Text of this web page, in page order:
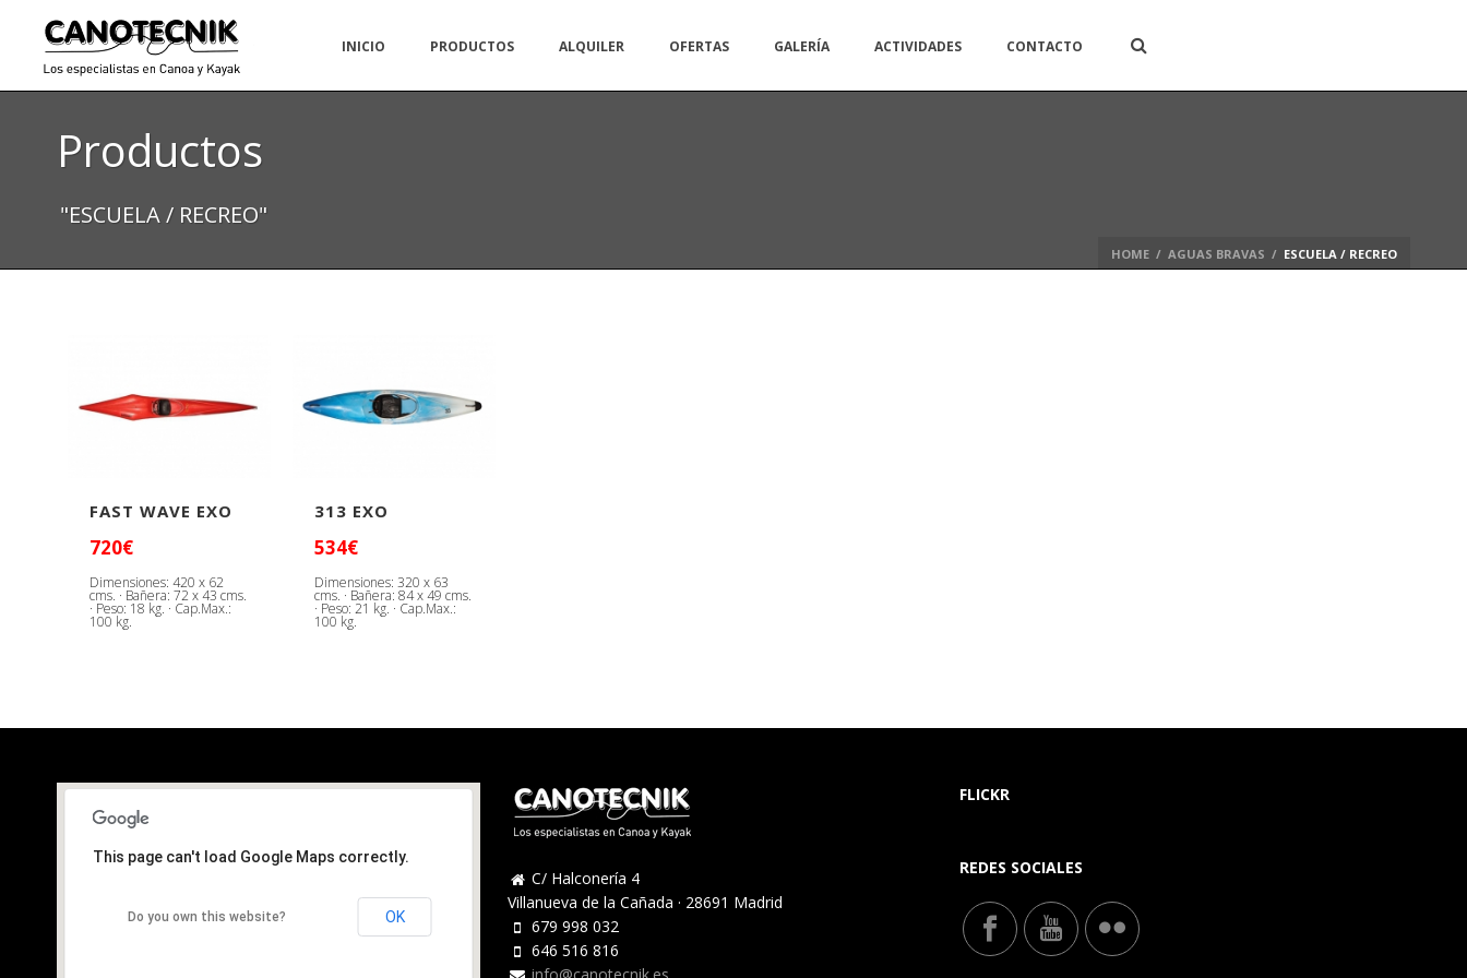
INICIO PRODUCTOS ALQUILER OFERTAS GALERÍA ACTIVIDADES CONTACTO
Productos
"ESCUELA / RECREO"
HOME / AGUAS BRAVAS / ESCUELA / RECREO
FAST WAVE EXO
720€
Dimensiones: 420 x 62
cms. · Bañera: 72 x 43 cms.
· Peso: 18 kg. · Cap.Max.:
100 kg.
313 EXO
534€
Dimensiones: 320 x 63
cms. · Bañera: 84 x 49 cms.
· Peso: 21 kg. · Cap.Max.:
100 kg.
This page can't load Google Maps correctly.
Do you own this website? OK
C/ Halconería 4
Villanueva de la Cañada · 28691 Madrid
679 998 032
646 516 816
FLICKR
REDES SOCIALES